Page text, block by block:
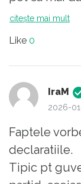
ticalos.
mare pericol
este China.
Acum, 1 an
China asa ca
niste
pentru
citește mai mult
Like 0
IraM
2026-
Faptele
declaratiile.
Tipic pt